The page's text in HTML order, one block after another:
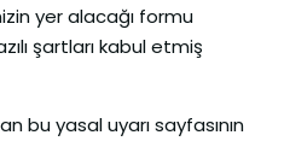
yer alacağı formu
şartları kabul etmiş
bu yasal uyarı sayfasının